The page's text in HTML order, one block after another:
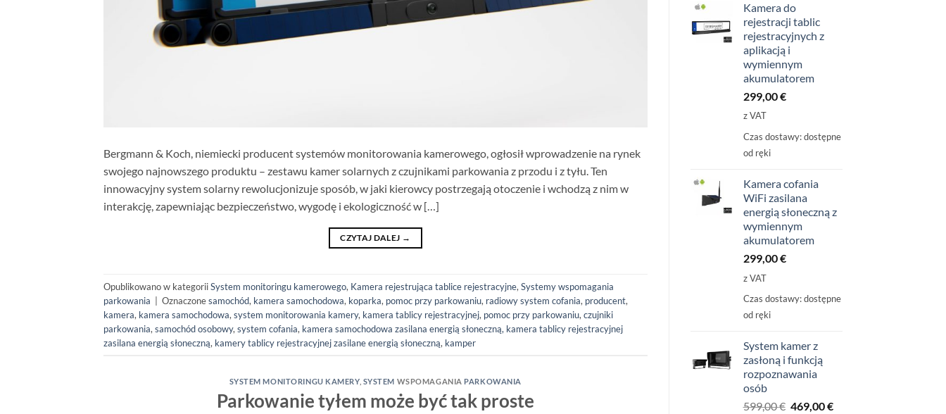
Bergmann & Koch, niemiecki producent systemów monitorowania kamerowego, ogłosił wprowadzenie na rynek
swojego najnowszego produktu – zestawu kamer solarnych z czujnikami parkowania z przodu i z tyłu. Ten
innowacyjny system solarny rewolucjonizuje sposób, w jaki kierowcy postrzegają otoczenie i wchodzą z nim w
interakcję, zapewniając bezpieczeństwo, wygodę i ekologiczność w […]
CZYTAJ DALEJ →
Opublikowano w kategoriiSystem monitoringu kamerowego, Kamera rejestrująca tablice rejestracyjne, Systemy wspomagania
parkowania
Oznaczonesamochód, kamera samochodowa, koparka, pomoc przy parkowaniu, radiowy system cofania, producent,
kamera, kamera samochodowa, system monitorowania kamery, kamera tablicy rejestracyjnej, pomoc przy parkowaniu, czujniki
parkowania, samochód osobowy, system cofania, kamera samochodowa zasilana energią słoneczną, kamera tablicy rejestracyjnej
zasilana energią słoneczną, kamery tablicy rejestracyjnej zasilane energią słoneczną, kamper
SYSTEM MONITORINGU KAMERY, SYSTEM WSPOMAGANIA PARKOWANIA
Parkowanie tyłem może być tak proste
Kamera do
rejestracji tablic
rejestracyjnych z
aplikacją i
wymiennym
akumulatorem
299,00€
z VAT
Czas dostawy:dostępne
od ręki
Kamera cofania
WiFi zasilana
energią słoneczną z
wymiennym
akumulatorem
299,00€
z VAT
Czas dostawy:dostępne
od ręki
System kamer z
zasłoną i funkcją
rozpoznawania
osób
599,00€ Pierwotna
469,00€Aktualna